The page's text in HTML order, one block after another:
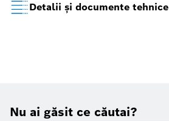
Detalii şi documente tehnice
Nu ai găsit ce căutai?